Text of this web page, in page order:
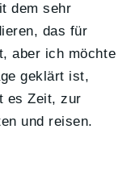
dem sehr
das für
aber ich möchte
geklärt ist,
es Zeit, zur
und reisen.